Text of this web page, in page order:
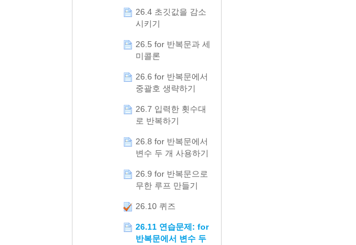
26.4 초깃값을 감소
시키기
26.5 for 반복문과 세
미콜론
26.6 for 반복문에서
중괄호 생략하기
26.7 입력한 횟수대
로 반복하기
26.8 for 반복문에서
변수 두 개 사용하기
26.9 for 반복문으로
무한 루프 만들기
26.10 퀴즈
26.11 연습문제: for
반복문에서 변수 두